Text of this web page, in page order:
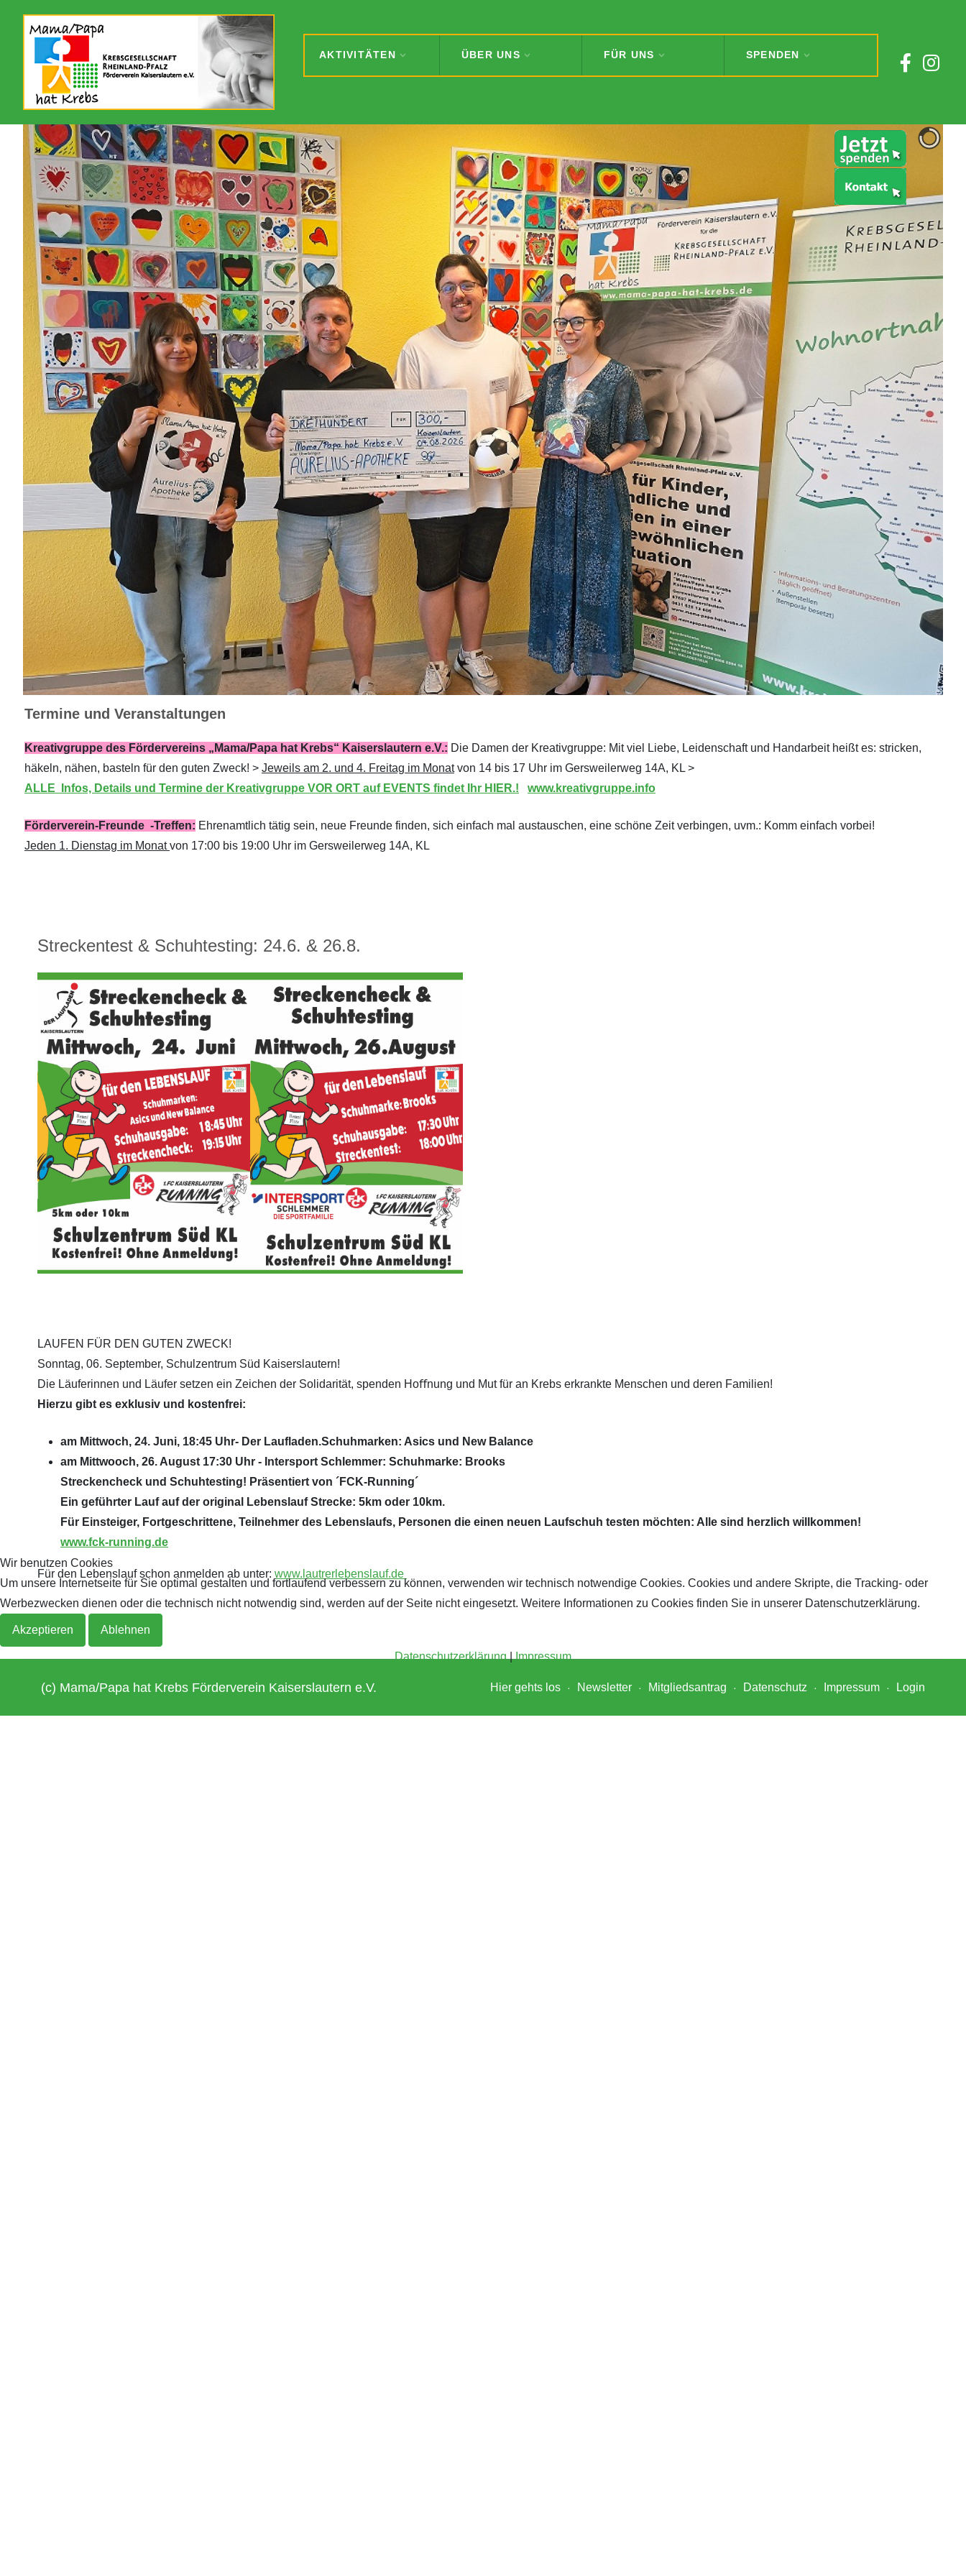
AKTIVITÄTEN ÜBER UNS FÜR UNS SPENDEN
Termine und Veranstaltungen
Kreativgruppe des Fördervereins „Mama/Papa hat Krebs“ Kaiserslautern e.V.: Die Damen der Kreativgruppe: Mit viel Liebe, Leidenschaft und Handarbeit heißt es: stricken,
häkeln, nähen, basteln für den guten Zweck! > Jeweils am 2. und 4. Freitag im Monatvon 14 bis 17 Uhr im Gersweilerweg 14A, KL >
ALLE Infos, Details und Termine der Kreativgruppe VOR ORT auf EVENTS findet Ihr HIER.!
www.kreativgruppe.info
Förderverein-Freunde -Treffen: Ehrenamtlich tätig sein, neue Freunde finden, sich einfach mal austauschen, eine schöne Zeit verbingen, uvm.: Komm einfach vorbei!
Jeden 1. Dienstag im Monatvon 17:00 bis 19:00 Uhr im Gersweilerweg 14A, KL
Streckentest & Schuhtesting: 24.6. & 26.8.
LAUFEN FÜR DEN GUTEN ZWECK!
Sonntag, 06. September, Schulzentrum Süd Kaiserslautern!
Die Läuferinnen und Läufer setzen ein Zeichen der Solidarität, spenden Hoﬀnung und Mut für an Krebs erkrankte Menschen und deren Familien!
Hierzu gibt es exklusiv und kostenfrei:
am Mittwoch, 24. Juni, 18:45 Uhr- Der Laufladen.Schuhmarken: Asics und New Balance
am Mittwooch, 26. August 17:30 Uhr - Intersport Schlemmer: Schuhmarke: Brooks
Streckencheck und Schuhtesting! Präsentiert von ´FCK-Running´
Ein geführter Lauf auf der original Lebenslauf Strecke: 5km oder 10km.
Für Einsteiger, Fortgeschrittene, Teilnehmer des Lebenslaufs, Personen die einen neuen Laufschuh testen möchten: Alle sind herzlich willkommen!
www.fck-running.de
Für den Lebenslauf schon anmelden ab unter: www.lautrerlebenslauf.de
(c) Mama/Papa hat Krebs Förderverein Kaiserslautern e.V. Hier gehts los Newsletter Mitgliedsantrag Datenschutz Impressum Login
Wir benutzen Cookies
Um unsere Internetseite für Sie optimal gestalten und fortlaufend verbessern zu können, verwenden wir technisch notwendige Cookies. Cookies und andere Skripte, die Tracking- oder
Werbezwecken dienen oder die technisch nicht notwendig sind, werden auf der Seite nicht eingesetzt. Weitere Informationen zu Cookies finden Sie in unserer Datenschutzerklärung.
Akzeptieren Ablehnen
Datenschutzerklärung|Impressum